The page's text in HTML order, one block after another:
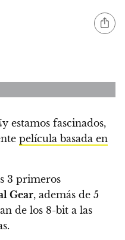
estamos fascinados,
película basada en
3 primeros
Gear, además de 5
de los 8-bit a las
.